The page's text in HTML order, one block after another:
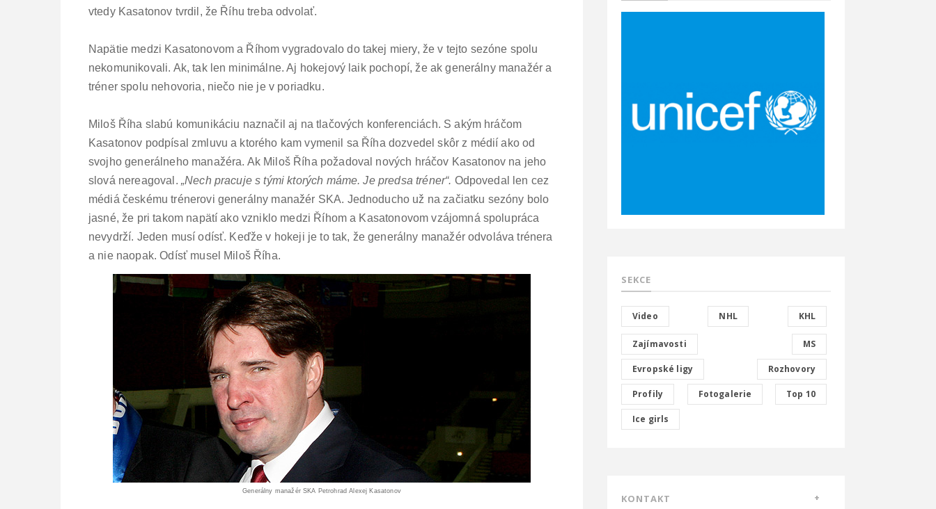
vtedy Kasatonov tvrdil, že Říhu treba odvolať.
Napätie medzi Kasatonovom a Říhom vygradovalo do takej miery, že v tejto sezóne spolu
nekomunikovali. Ak, tak len minimálne. Aj hokejový laik pochopí, že ak generálny manažér a
tréner spolu nehovoria, niečo nie je v poriadku.
Miloš Říha slabú komunikáciu naznačil aj na tlačových konferenciách. S akým hráčom
Kasatonov podpísal zmluvu a ktorého kam vymenil sa Říha dozvedel skôr z médií ako od
svojho generálneho manažéra. Ak Miloš Říha požadoval nových hráčov Kasatonov na jeho
slová nereagoval. „Nech pracuje s tými ktorých máme. Je predsa tréner“. Odpovedal len cez
médiá českému trénerovi generálny manažér SKA. Jednoducho už na začiatku sezóny bolo
jasné, že pri takom napätí ako vzniklo medzi Říhom a Kasatonovom vzájomná spolupráca
nevydrží. Jeden musí odísť. Keďže v hokeji je to tak, že generálny manažér odvoláva trénera
a nie naopak. Odísť musel Miloš Říha.
Generálny manažér SKA Petrohrad Alexej Kasatonov
SEKCE
Video NHL KHL
Zajímavosti MS
Evropské ligy Rozhovory
Profily Fotogalerie Top 10
Ice girls
KONTAKT